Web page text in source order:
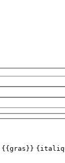
{{gras}}